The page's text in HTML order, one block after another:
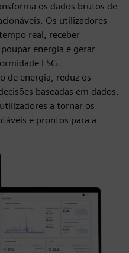
os dados brutos de
Os utilizadores
real, receber
energia e gerar
ESG.
de energia, reduz os
baseadas em dados.
a tornar os
e prontos para a